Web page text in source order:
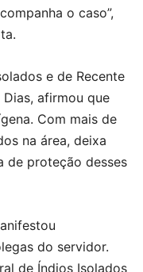
o caso”,
e de Recente
afirmou que
Com mais de
na área, deixa
de proteção desses
do servidor.
de Índios Isolados